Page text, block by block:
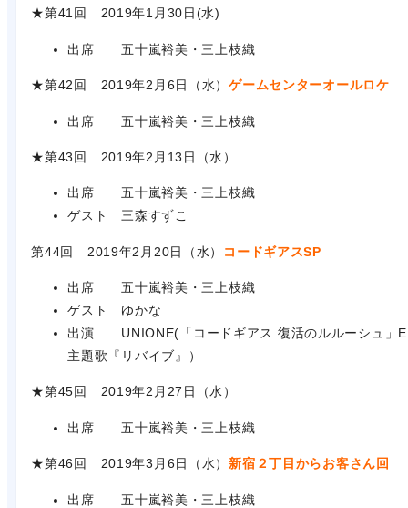
★第41回 2019年1月30日(水)
出席 五十嵐裕美・三上枝織
★第42回 2019年2月6日（水）ゲームセンターオールロケ
出席 五十嵐裕美・三上枝織
★第43回 2019年2月13日（水）
出席 五十嵐裕美・三上枝織
ゲスト 三森すずこ
第44回 2019年2月20日（水） コードギアスSP
出席 五十嵐裕美・三上枝織
ゲスト ゆかな
出演 UNIONE(「コードギアス 復活のルルーシュ」
主題歌『リバイブ』）
★第45回 2019年2月27日（水）
出席 五十嵐裕美・三上枝織
★第46回 2019年3月6日（水）新宿２丁目からお客さん回
出席 五十嵐裕美・三上枝織